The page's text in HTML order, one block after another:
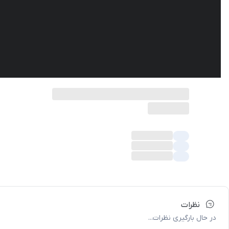
نظرات
در حال بارگیری نظرات...